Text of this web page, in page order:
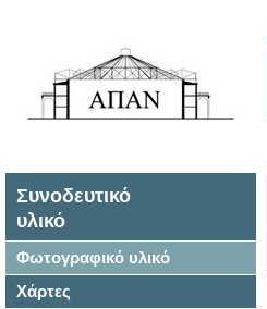
Συνοδευτικό
υλικό
Φωτογραφικό υλικό
Χάρτες